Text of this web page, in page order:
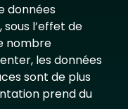
données
l’effet de
nombre
les données
sont de plus
prend du